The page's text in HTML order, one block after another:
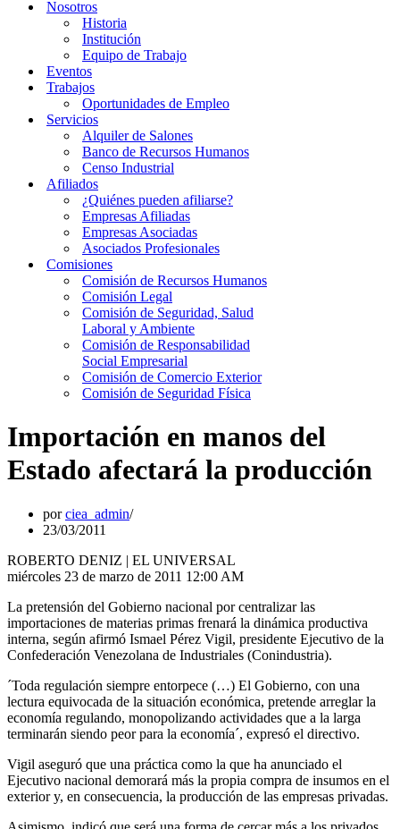
Nosotros
Historia
Institución
Equipo de Trabajo
Eventos
Trabajos
Oportunidades de Empleo
Servicios
Alquiler de Salones
Banco de Recursos Humanos
Censo Industrial
Afiliados
¿Quiénes pueden afiliarse?
Empresas Afiliadas
Empresas Asociadas
Asociados Profesionales
Comisiones
Comisión de Recursos Humanos
Comisión Legal
Comisión de Seguridad, Salud
Laboral y Ambiente
Comisión de Responsabilidad
Social Empresarial
Comisión de Comercio Exterior
Comisión de Seguridad Física
Importación en manos del
Estado afectará la producción
porciea_admin
23/03/2011
ROBERTO DENIZ | EL UNIVERSAL
miércoles 23 de marzo de 2011 12:00 AM
La pretensión del Gobierno nacional por centralizar las
importaciones de materias primas frenará la dinámica productiva
interna, según afirmó Ismael Pérez Vigil, presidente Ejecutivo de la
Confederación Venezolana de Industriales (Conindustria).
´Toda regulación siempre entorpece (…) El Gobierno, con una
lectura equivocada de la situación económica, pretende arreglar la
economía regulando, monopolizando actividades que a la larga
terminarán siendo peor para la economía´, expresó el directivo.
Vigil aseguró que una práctica como la que ha anunciado el
Ejecutivo nacional demorará más la propia compra de insumos en el
exterior y, en consecuencia, la producción de las empresas privadas.